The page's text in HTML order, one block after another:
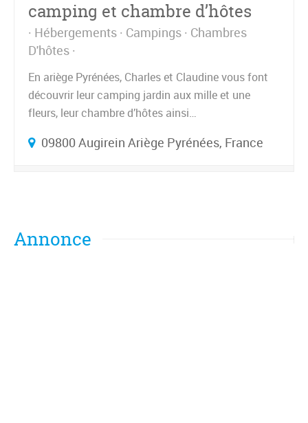
camping et chambre d’hôtes
Hébergements Campings Chambres
D'hôtes
En ariège Pyrénées, Charles et Claudine vous font
découvrir leur camping jardin aux mille et une
fleurs, leur chambre d’hôtes ainsi…
09800 Augirein Ariège Pyrénées, France
Annonce